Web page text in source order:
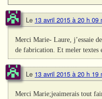
Le 13 avril 2015 à 20 h 09
Merci Marie- Laure, j’essaie
de fabrication. Et meler textes
Le 13 avril 2015 à 20 h 19
Merci Marie;jeaimerais tout